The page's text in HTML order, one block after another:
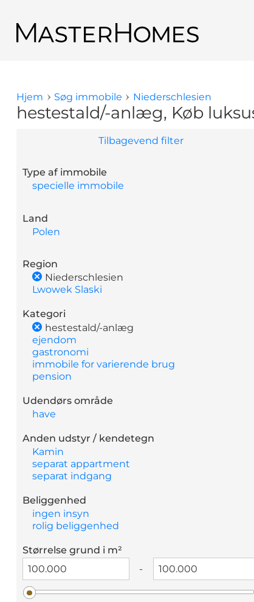
Tilbage til søge resultat
Du er her
Hjem Søg immobile Niederschlesien
hestestald/-anlæg, Køb
Tilbagevend filter
Type af immobile
specielle immobile
Land
Polen
Region
Niederschlesien
Lwowek Slaski
Kategori
hestestald/-anlæg
ejendom
gastronomi
immobile for varierende brug
pension
Udendørs område
have
Anden udstyr / kendetegn
Kamin
separat appartment
separat indgang
Beliggenhed
ingen insyn
rolig beliggenhed
Størrelse grund i m²
-